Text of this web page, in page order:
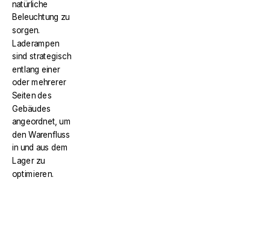
natürliche
Beleuchtung zu
sorgen.
Laderampen
sind strategisch
entlang einer
oder mehrerer
Seiten des
Gebäudes
angeordnet, um
den Warenfluss
in und aus dem
Lager zu
optimieren.